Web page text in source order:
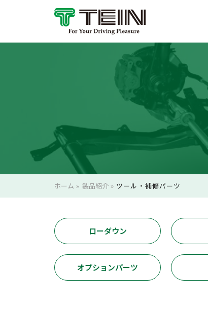
ホーム » 製品紹介» ツール・補修パーツ
ローダウン
オプションパーツ